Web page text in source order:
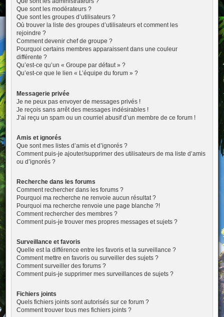
Que sont les modérateurs ?
Que sont les groupes d’utilisateurs ?
Où trouver la liste des groupes d’utilisateurs et comment les
rejoindre ?
Comment devenir chef de groupe ?
Pourquoi certains membres apparaissent dans une couleur
différente ?
Qu’est-ce qu’un « Groupe par défaut » ?
Qu’est-ce que le lien « L’équipe du forum » ?
Messagerie privée
Je ne peux pas envoyer de messages privés !
Je reçois sans arrêt des messages indésirables !
J’ai reçu un spam ou un courriel abusif d’un membre de ce forum !
Amis et ignorés
Que sont mes listes d’amis et d’ignorés ?
Comment puis-je ajouter/supprimer des utilisateurs de ma liste d’amis
ou d’ignorés ?
Recherche dans les forums
Comment rechercher dans les forums ?
Pourquoi ma recherche ne renvoie aucun résultat ?
Pourquoi ma recherche renvoie une page blanche ?!
Comment rechercher des membres ?
Comment puis-je trouver mes propres messages et sujets ?
Surveillance et favoris
Quelle est la différence entre les favoris et la surveillance ?
Comment mettre en favoris ou surveiller des sujets ?
Comment surveiller des forums ?
Comment puis-je supprimer mes surveillances de sujets ?
Fichiers joints
Quels fichiers joints sont autorisés sur ce forum ?
Comment trouver tous mes fichiers joints ?